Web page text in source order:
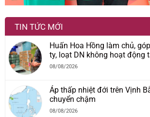
TIN TỨC MỚI
Huấn Hoa Hồng làm chủ,
ty, loạt DN không hoạt động
08/08/2026
Áp thấp nhiệt đới trên Vịnh
chuyển chậm
08/08/2026